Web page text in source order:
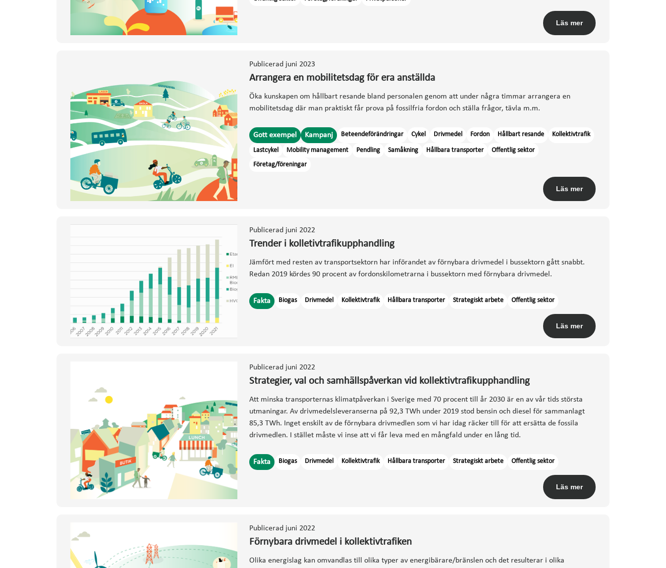
Läs mer
Publicerad juni 2023
Arrangera en mobilitetsdag för era anställda
Öka kunskapen om hållbart resande bland personalen genom att under några timmar arrangera en
mobilitetsdag där man praktiskt får prova på fossilfria fordon och ställa frågor, tävla m.m.
Gott exempel Kampanj Beteendeförändringar Cykel Drivmedel Fordon Hållbart resande Kollektivtrafik
Lastcykel Mobility management Pendling Samåkning Hållbara transporter
Offentlig sektor
Företag/föreningar
Läs mer
Publicerad juni 2022
Trender i kolletivtrafikupphandling
Jämfört med resten av transportsektorn har införandet av förnybara drivmedel i bussektorn gått snabbt.
Redan 2019 kördes 90 procent av fordonskilometrarna i bussektorn med förnybara drivmedel.
Fakta Biogas Drivmedel Kollektivtrafik Hållbara transporter Strategiskt arbete Offentlig sektor
Läs mer
Publicerad juni 2022
Strategier, val och samhällspåverkan vid kollektivtrafikupphandling
Att minska transporternas klimatpåverkan i Sverige med 70 procent till år 2030 är en av vår tids största
utmaningar. Av drivmedelsleveranserna på 92,3 TWh under 2019 stod bensin och diesel för sammanlagt
85,3 TWh. Inget enskilt av de förnybara drivmedlen som vi har idag räcker till för att ersätta de fossila
drivmedlen. I stället måste vi inse att vi får leva med en mångfald under en lång tid.
Fakta Biogas Drivmedel Kollektivtrafik Hållbara transporter Strategiskt arbete Offentlig sektor
Läs mer
Publicerad juni 2022
Förnybara drivmedel i kollektivtrafiken
Olika energislag kan omvandlas till olika typer av energibärare/bränslen och det resulterar i olika